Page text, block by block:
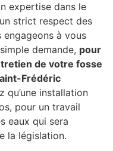
expertise dans le
strict respect des
engageons à vous
demande, pour
de votre fosse
Frédéric
qu’une installation
pour un travail
eaux qui sera
la législation.